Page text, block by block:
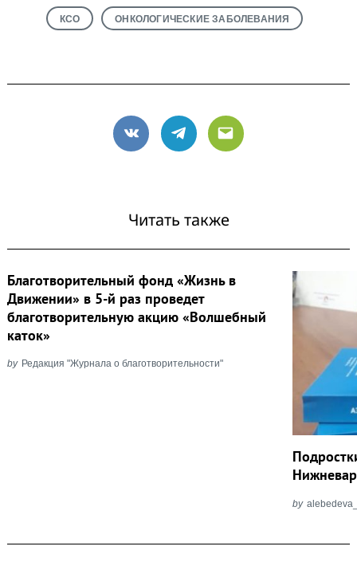
КСО ОНКОЛОГИЧЕСКИЕ ЗАБОЛЕВАНИЯ
VK Telegram
Email
Читать также
Благотворительный фонд «Жизнь в
Движении» в 5-й раз проведет
благотворительную акцию «Волшебный
каток»
by Редакция "Журнала о благотворительности"
by